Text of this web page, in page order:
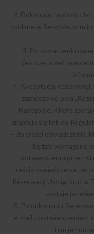
2. Dokonując wyboru
podane w Serwisie, w
3. Po zaznaczeniu
(jeszcze przed
4. Akceptacja
zaznaczenie pola
Następnie, Klient
znajduje się link do
– do treści oświadczenia,
będzie wymagane
potwierdzeniu przez
treścią oświadczenia, jak
Rezerwacji Usługi lotu w
zostaje
5. Po dokonaniu
e-mail z potwierdzeniem
tym jej